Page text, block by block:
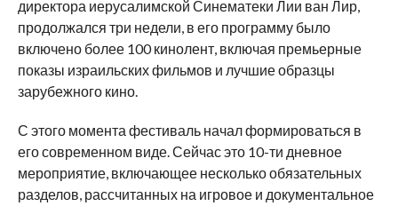
директора иерусалимской Синематеки Лии ван Лир,
продолжался три недели, в его программу было
включено более 100 кинолент, включая премьерные
показы израильских фильмов и лучшие образцы
зарубежного кино.
С этого момента фестиваль начал формироваться в
его современном виде. Сейчас это 10-ти дневное
мероприятие, включающее несколько обязательных
разделов, рассчитанных на игровое и документальное